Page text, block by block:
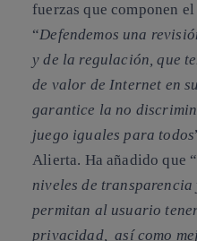
fuerzas que componen
“Defendemos una
y de la regulación, que
de valor de Internet en
garantice la no
juego iguales para todos
Alierta. Ha añadido que “
niveles de
permitan al usuario
privacidad, así como